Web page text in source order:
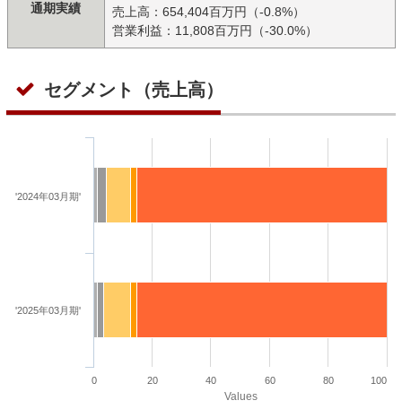
通期実績
売上高：654,404百万円（-0.8%）
営業利益：11,808百万円（-30.0%）
セグメント（売上高）
Values
'2024年03月期'
'2025年03月期'
0 20 40 60 80 100